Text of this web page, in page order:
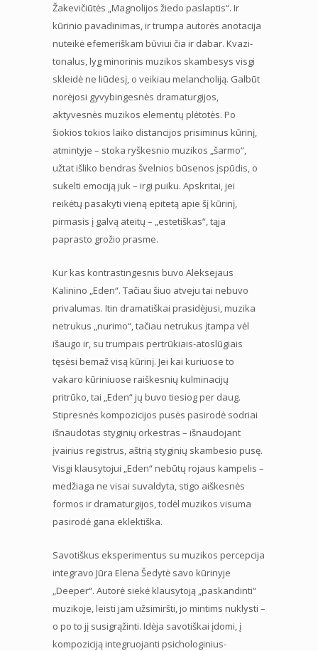
Žakevičiūtės „Magnolijos žiedo paslaptis“. Ir
kūrinio pavadinimas, ir trumpa autorės anotacija
nuteikė efemeriškam būviui čia ir dabar. Kvazi-
tonalus, lyg minorinis muzikos skambesys visgi
skleidė ne liūdesį, o veikiau melancholiją. Galbūt
norėjosi gyvybingesnės dramaturgijos,
aktyvesnės muzikos elementų plėtotės. Po
šiokios tokios laiko distancijos prisiminus kūrinį,
atmintyje – stoka ryškesnio muzikos „šarmo“,
užtat išliko bendras švelnios būsenos įspūdis, o
sukelti emociją juk – irgi puiku. Apskritai, jei
reikėtų pasakyti vieną epitetą apie šį kūrinį,
pirmasis į galvą ateitų – „estetiškas“, tąja
paprasto grožio prasme.
Kur kas kontrastingesnis buvo Aleksejaus
Kalinino „Eden“. Tačiau šiuo atveju tai nebuvo
privalumas. Itin dramatiškai prasidėjusi, muzika
netrukus „nurimo“, tačiau netrukus įtampa vėl
išaugo ir, su trumpais pertrūkiais-atoslūgiais
tęsėsi bemaž visą kūrinį. Jei kai kuriuose to
vakaro kūriniuose raiškesnių kulminacijų
pritrūko, tai „Eden“ jų buvo tiesiog per daug.
Stipresnės kompozicijos pusės pasirodė sodriai
išnaudotas styginių orkestras – išnaudojant
įvairius registrus, aštrią styginių skambesio pusę.
Visgi klausytojui „Eden“ nebūtų rojaus kampelis –
medžiaga ne visai suvaldyta, stigo aiškesnės
formos ir dramaturgijos, todėl muzikos visuma
pasirodė gana eklektiška.
Savotiškus eksperimentus su muzikos percepcija
integravo Jūra Elena Šedytė savo kūrinyje
„Deeper“. Autorė siekė klausytoją „paskandinti“
muzikoje, leisti jam užsimiršti, jo mintims nuklysti –
o po to jį susigrąžinti. Idėja savotiškai įdomi, į
kompoziciją integruojanti psichologinius-